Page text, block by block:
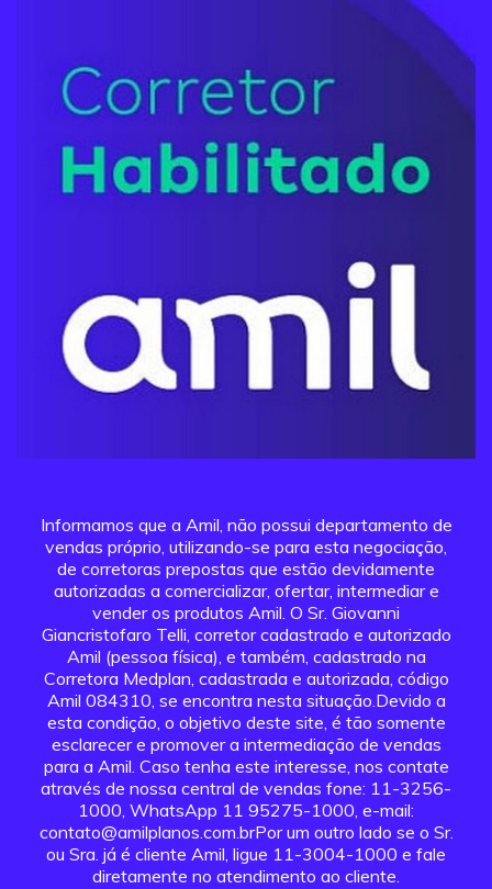
Informamos que a Amil, não possui departamento de
vendas próprio, utilizando-se para esta negociação,
de corretoras prepostas que estão devidamente
autorizadas a comercializar, ofertar, intermediar e
vender os produtos Amil. O Sr. Giovanni
Giancristofaro Telli, corretor cadastrado e autorizado
Amil (pessoa física), e também, cadastrado na
Corretora Medplan, cadastrada e autorizada, código
Amil 084310, se encontra nesta situação.Devido a
esta condição, o objetivo deste site, é tão somente
esclarecer e promover a intermediação de vendas
para a Amil. Caso tenha este interesse, nos contate
através de nossa central de vendas fone: 11-3256-
1000, WhatsApp 11 95275-1000, e-mail:
contato@amilplanos.com.brPor um outro lado se o Sr.
ou Sra. já é cliente Amil, ligue 11-3004-1000 e fale
diretamente no atendimento ao cliente.